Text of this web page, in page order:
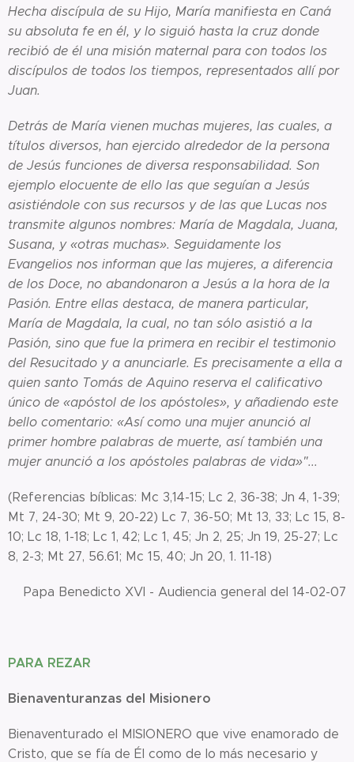
Hecha discípula de su Hijo, María manifiesta en Caná
su absoluta fe en él, y lo siguió hasta la cruz donde
recibió de él una misión maternal para con todos los
discípulos de todos los tiempos, representados allí por
Juan.
Detrás de María vienen muchas mujeres, las cuales, a
títulos diversos, han ejercido alrededor de la persona
de Jesús funciones de diversa responsabilidad. Son
ejemplo elocuente de ello las que seguían a Jesús
asistiéndole con sus recursos y de las que Lucas nos
transmite algunos nombres: María de Magdala, Juana,
Susana, y «otras muchas». Seguidamente los
Evangelios nos informan que las mujeres, a diferencia
de los Doce, no abandonaron a Jesús a la hora de la
Pasión. Entre ellas destaca, de manera particular,
María de Magdala, la cual, no tan sólo asistió a la
Pasión, sino que fue la primera en recibir el testimonio
del Resucitado y a anunciarle. Es precisamente a ella a
quien santo Tomás de Aquino reserva el calificativo
único de «apóstol de los apóstoles», y añadiendo este
bello comentario: «Así como una mujer anunció al
primer hombre palabras de muerte, así también una
mujer anunció a los apóstoles palabras de vida»"...
(Referencias bíblicas: Mc 3,14-15; Lc 2, 36-38; Jn 4, 1-39;
Mt 7, 24-30; Mt 9, 20-22) Lc 7, 36-50; Mt 13, 33; Lc 15, 8-
10; Lc 18, 1-18; Lc 1, 42; Lc 1, 45; Jn 2, 25; Jn 19, 25-27; Lc
8, 2-3; Mt 27, 56.61; Mc 15, 40; Jn 20, 1. 11-18)
Papa Benedicto XVI - Audiencia general del 14-02-07
PARA REZAR
Bienaventuranzas del Misionero
Bienaventurado el MISIONERO que vive enamorado de
Cristo, que se fía de Él como de lo más necesario y